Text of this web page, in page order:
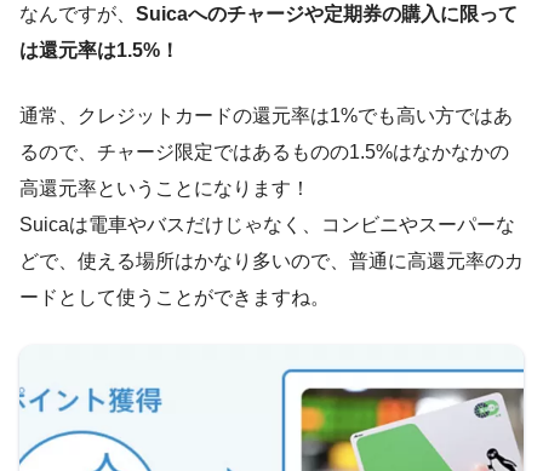
なんですが、 Suicaへのチャージや定期券の購入に限って
は還元率は1.5%！
通常、クレジットカードの還元率は1%でも高い方ではあ
るので、チャージ限定ではあるものの1.5%はなかなかの
高還元率ということになります！
Suicaは電車やバスだけじゃなく、コンビニやスーパーな
どで、使える場所はかなり多いので、普通に高還元率のカ
ードとして使うことができますね。